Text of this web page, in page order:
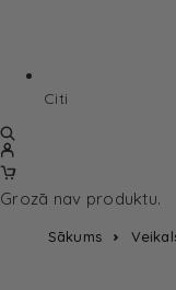
Citi
Grozā nav produktu.
Sākums